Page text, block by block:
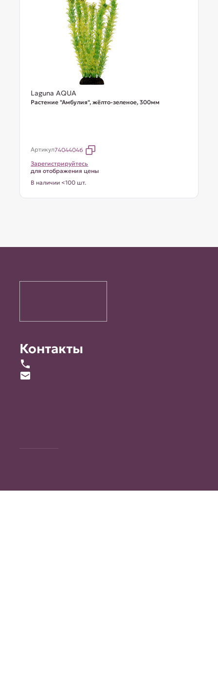
Laguna AQUA
Растение "Амбулия", жёлто-зеленое, 300мм
Артикул74044046
Зарегистрируйтесь
для отображения цены
В наличии <100 шт.
Контакты